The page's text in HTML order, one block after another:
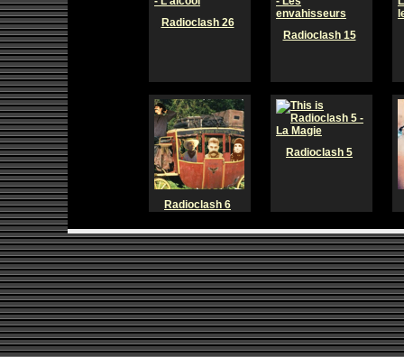
Radioclash 26
Radioclash 15
Radioclash 6
Radioclash 5